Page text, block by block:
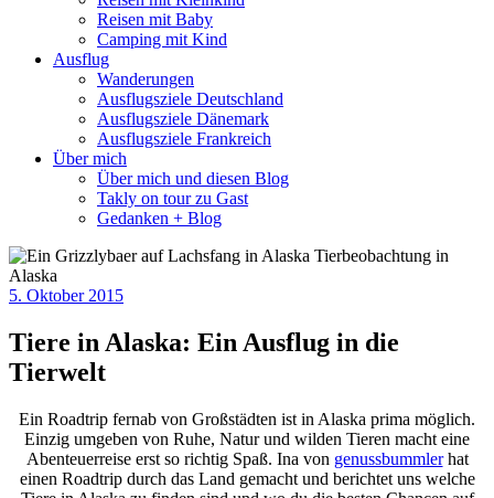
Reisen mit Baby
Camping mit Kind
Ausflug
Wanderungen
Ausflugsziele Deutschland
Ausflugsziele Dänemark
Ausflugsziele Frankreich
Über mich
Über mich und diesen Blog
Takly on tour zu Gast
Gedanken + Blog
5. Oktober 2015
Tiere in Alaska: Ein Ausflug in die
Tierwelt
Ein Roadtrip fernab von Großstädten ist in Alaska prima möglich.
Einzig umgeben von Ruhe, Natur und wilden Tieren macht eine
Abenteuerreise erst so richtig Spaß. Ina von genussbummlerhat
einen Roadtrip durch das Land gemacht und berichtet uns welche